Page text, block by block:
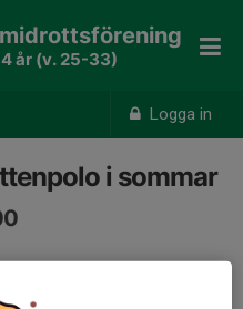
Logga in
år (v. 25-33)
i sommar